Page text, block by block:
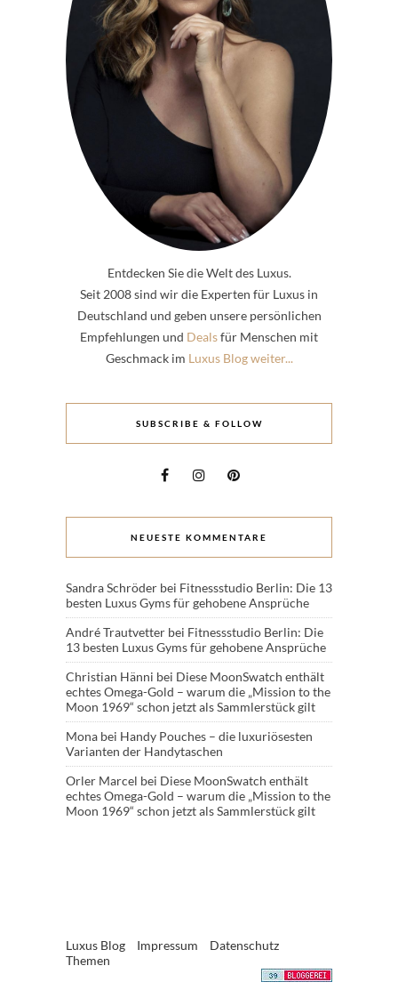
Entdecken Sie die Welt des Luxus.
Seit 2008 sind wir die Experten für Luxus in
Deutschland und geben unsere persönlichen
Empfehlungen und Dealsfür Menschen mit
Geschmack im Luxus Blog weiter...
SUBSCRIBE & FOLLOW
NEUESTE KOMMENTARE
Sandra Schröder bei Fitnessstudio Berlin: Die 13
besten Luxus Gyms für gehobene Ansprüche
André Trautvetter bei Fitnessstudio Berlin: Die
13 besten Luxus Gyms für gehobene Ansprüche
Christian Hänni bei Diese MoonSwatch enthält
echtes Omega-Gold – warum die „Mission to the
Moon 1969“ schon jetzt als Sammlerstück gilt
Mona bei Handy Pouches – die luxuriösesten
Varianten der Handytaschen
Orler Marcel bei Diese MoonSwatch enthält
echtes Omega-Gold – warum die „Mission to the
Moon 1969“ schon jetzt als Sammlerstück gilt
Luxus Blog Impressum
Datenschutz
Themen